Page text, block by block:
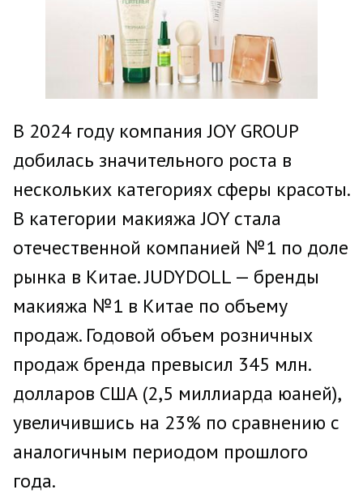
В 2024 году компания JOY GROUP
добилась значительного роста в
нескольких категориях сферы красоты.
В категории макияжа JOY стала
отечественной компанией №1 по доле
рынка в Китае. JUDYDOLL — бренды
макияжа №1 в Китае по объему
продаж. Годовой объем розничных
продаж бренда превысил 345 млн.
долларов США (2,5 миллиарда юаней),
увеличившись на 23% по сравнению с
аналогичным периодом прошлого
года.